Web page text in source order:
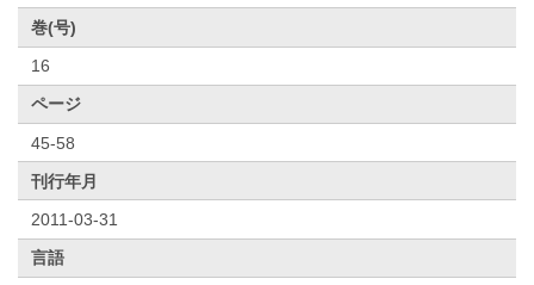
巻(号)
16
ページ
45-58
刊行年月
2011-03-31
言語